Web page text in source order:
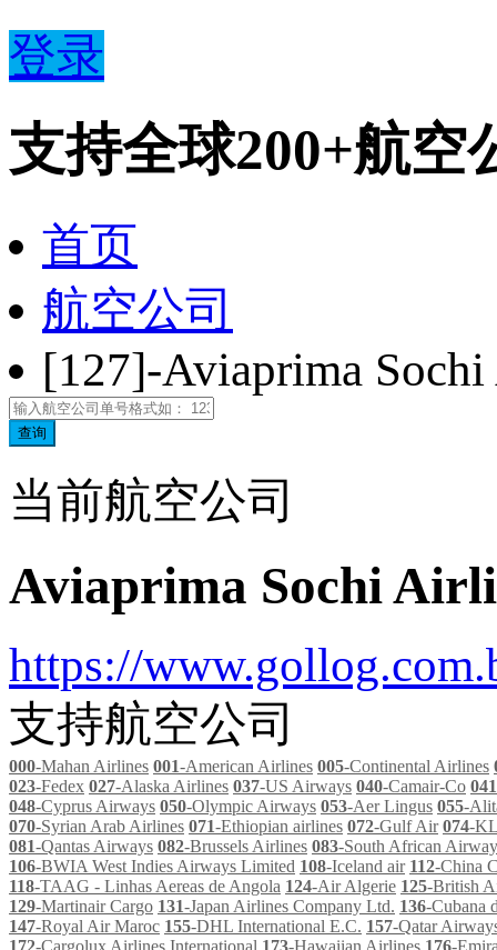
登录
支持全球200+航空
首页
航空公司
[127]-Aviaprima
查询
当前航空公司
Aviaprima Sochi
https://
支持航空公司
000-Mahan Airlines 001-American Airlines 005-Continental Airlines
023-Fedex 027-Alaska Airlines 037-US Airways 040-Camair-Co 041
048-Cyprus Airways 050-Olympic Airways 053-Aer Lingus 055-
070-Syrian Arab Airlines 071-Ethiopian airlines 072-Gulf Air 074-
081-Qantas Airways 082-Brussels Airlines 083-South African
106-BWIA West Indies Airways Limited 108-Iceland air 112-China
118-TAAG - Linhas Aereas de Angola 124-Air Algerie 125-British
129-Martinair Cargo 131-Japan Airlines Company Ltd. 136-Cubana
147-Royal Air Maroc 155-DHL International E.C. 157-Qatar
172-Cargolux Airlines International 173-Hawaiian Airlines 176-